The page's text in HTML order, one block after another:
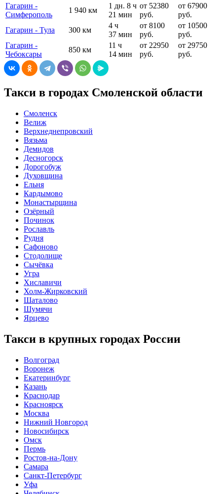
Гагарин -
Симферополь
1 940 км
1 дн. 8 ч
21 мин
от 52380
руб.
от 67900
руб.
Гагарин - Тула
300 км
4 ч
37 мин
от 8100
руб.
от 10500
руб.
Гагарин -
Чебоксары
850 км
11 ч
14 мин
от 22950
руб.
от 29750
руб.
Такси в городах Смоленской области
Смоленск
Велиж
Верхнеднепровский
Вязьма
Демидов
Десногорск
Дорогобуж
Духовщина
Ельня
Кардымово
Монастырщина
Озёрный
Починок
Рославль
Рудня
Сафоново
Стодолище
Сычёвка
Угра
Хиславичи
Холм-Жирковский
Шаталово
Шумячи
Ярцево
Такси в крупных городах России
Волгоград
Воронеж
Екатеринбург
Казань
Краснодар
Красноярск
Москва
Нижний Новгород
Новосибирск
Омск
Пермь
Ростов-на-Дону
Самара
Санкт-Петербург
Уфа